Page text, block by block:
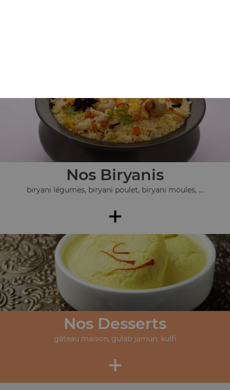
Nos Biryanis
biryani légumes, biryani poulet, biryani moules, ...
+
Nos Desserts
gâteau maison, gulab jamun, kulfi
+